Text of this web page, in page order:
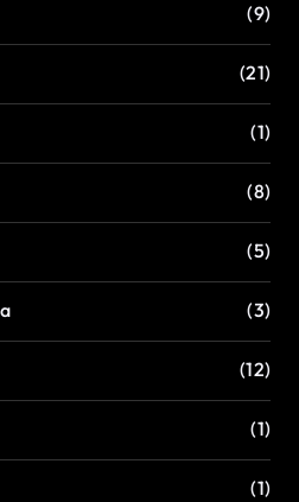
(9)
(21)
(1)
(8)
(5)
(3)
(12)
(1)
(1)